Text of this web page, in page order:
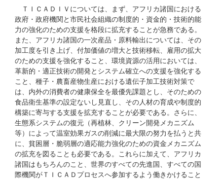
ＴＩＣＡＤＩＶについては、まず、アフリカ諸国における
政府・政府機関と市民社会組織の制度的・資金的・技術的能
力の強化のための支援を格段に拡充することが急務である。
また、アフリカ諸国の一次産品・原料輸出については、その
加工度を引き上げ、付加価値の増大と技術移転、雇用の拡大
のための支援を強化すること、環境資源の活用においては、
革新的・適正技術の開発とシステム確立への支援を強化する
こと、種子・農畜産物生産における遺伝子加工技術対策で
は、内外の消費者の健康保全を最優先課題とし、そのための
食品衛生基準の設定ないし見直し、その人材の育成や制度的
構築に寄与する支援を拡充することが必要である。さらに、
生態系システムの復元（再植林、クリーン開発メカニズム
等）によって温室効果ガスの削減に最大限の努力を払うと共
に、貧困層・脆弱層の適応能力強化のための資金メカニズム
の拡充を図ることも必要である。これらに加えて、アフリカ
諸国はもちろんのこと、世界のすべての先進国、すべての国
際機関がＴＩＣＡＤプロセスへ参加するよう働きかけること